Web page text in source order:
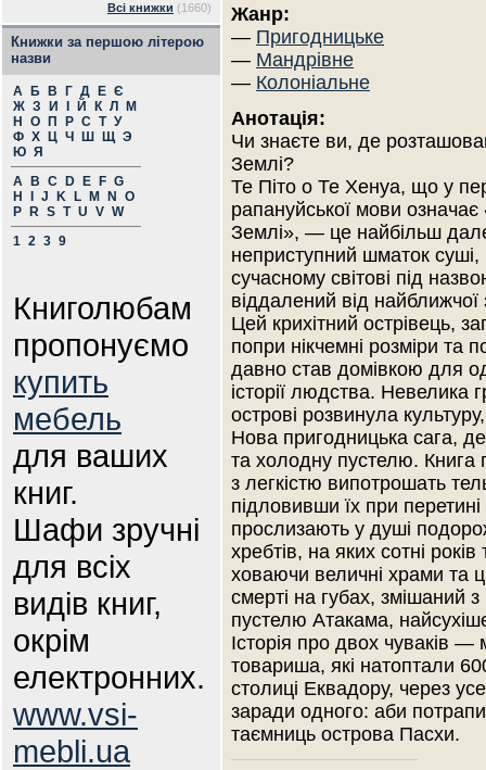
Всі книжки (1660)
Книжки за першою літерою
назви
А Б В Г Д Е Є
Ж З И Й К Л
М
Н
О П Р С Т У
Ф Х Ц Ч Ш Щ Э
Ю Я
A
B C D E F G
H
J K L M N
O
P
R S T U V W
1 2 3 9
Книголюбам
пропонуємо
купить
мебель
для ваших
книг.
Шафи зручні
для всіх
видів книг,
окрім
електронних.
www.vsi-
mebli.ua
Жанр:
— Пригодницьке
— Мандрівне
— Колоніальне
Анотація:
Чи знаєте ви, де
Землі?
Те Піто о Те Хенуа, що у
рапануйської мови
Землі», — це найбільш
неприступний шматок суші,
сучасному світові під
віддалений від
Цей крихітний острівець,
попри нікчемні розміри та
давно став домівкою для
історії людства.
острові розвинула
Нова пригодницька сага,
та холодну пустелю. Книга
з легкістю випотрошать
підловивши їх при
прослизають у душі
хребтів, на яких сотні
ховаючи величні храми та
смерті на губах, змішаний
пустелю Атакама,
Історія про двох чуваків —
товариша, які натоптали
столиці Еквадору, через
заради одного: аби
таємниць острова Пасхи.